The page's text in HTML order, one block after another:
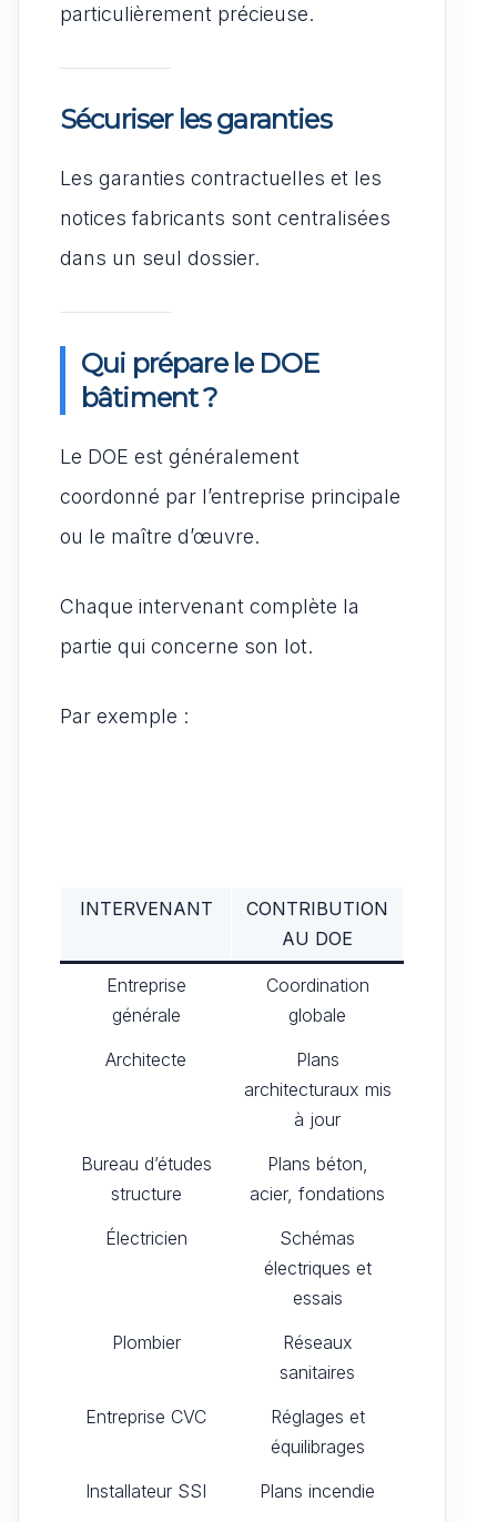
particulièrement précieuse.
Sécuriser les garanties
Les garanties contractuelles et les
notices fabricants sont centralisées
dans un seul dossier.
Qui prépare le DOE
bâtiment ?
Le DOE est généralement
coordonné par l’entreprise principale
ou le maître d’œuvre.
Chaque intervenant complète la
partie qui concerne son lot.
Par exemple :
INTERVENANT
CONTRIBUTION
AU DOE
Entreprise
générale
Coordination
globale
Architecte
Plans
architecturaux mis
à jour
Bureau d’études
structure
Plans béton,
acier, fondations
Électricien
Schémas
électriques et
essais
Plombier
Réseaux
sanitaires
Entreprise CVC
Réglages et
équilibrages
Installateur SSI
Plans incendie